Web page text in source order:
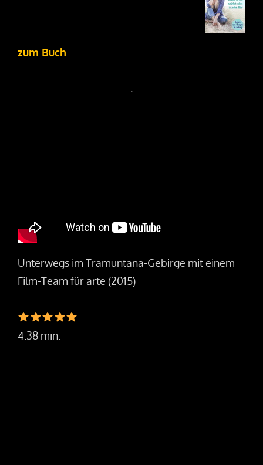
zum Buch
Unterwegs im Tramuntana-Gebirge mit einem
Film-Team für arte (2015)
4:38 min.